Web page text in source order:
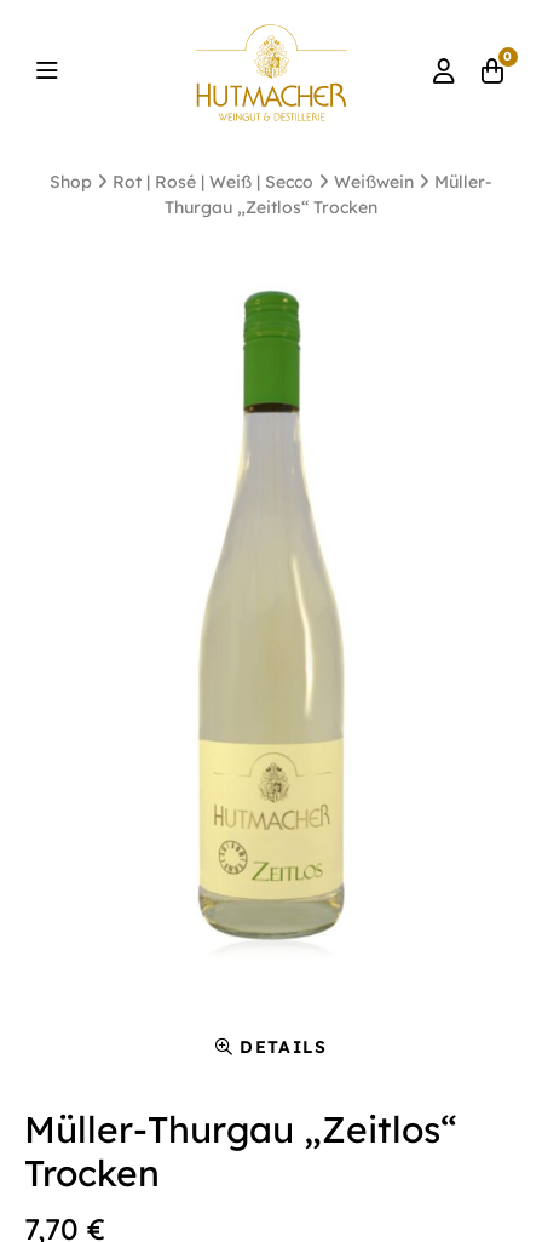
0
Shop Rot | Rosé | Weiß | Secco Weißwein
Müller-
Thurgau „Zeitlos“ Trocken
DETAILS
Müller-Thurgau „Zeitlos“
Trocken
7,70 €